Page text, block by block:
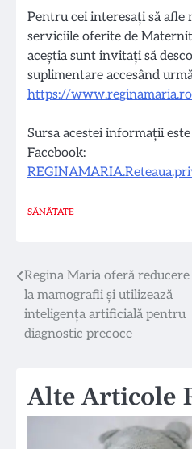
Pentru cei interesați să afle
serviciile oferite de
aceștia sunt invitați să
suplimentare accesând
https://
Sursa acestei informații
Facebook:
SĂNĂTATE
Navigare
în
articole
Regina Maria oferă reducere
la mamografii și utilizează
inteligența artificială pentru
diagnostic precoce
Alte Articole